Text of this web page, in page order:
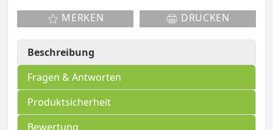
MERKEN DRUCKEN
Beschreibung
Fragen & Antworten
Produktsicherheit
Bewertung